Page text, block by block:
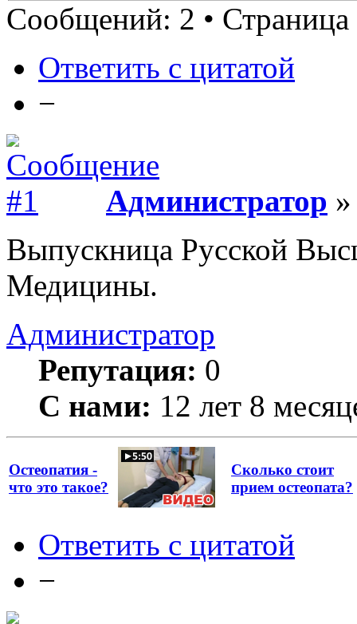
Сообщений: 2 • Страница
Ответить с цитатой
−
Администратор
Выпускница Русской
Медицины.
Администратор
Репутация: 0
С нами: 12 лет 8
Остеопатия -
что это такое?
Сколько стоит
прием остеопата?
Ответить с цитатой
−